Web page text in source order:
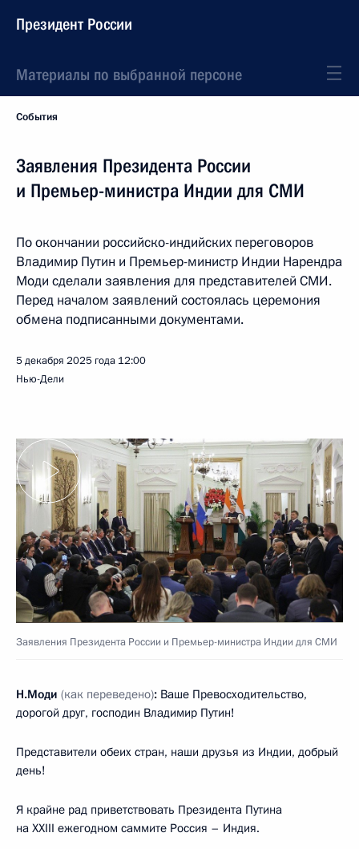
Президент России
Материалы по выбранной персоне
События
Заявления Президента России
и Премьер-министра Индии для СМИ
По окончании российско-индийских переговоров
Владимир Путин и Премьер-министр Индии Нарендра
Моди сделали заявления для представителей СМИ.
Перед началом заявлений состоялась церемония
обмена подписанными документами.
5 декабря 2025 года 12:00
Нью-Дели
Заявления Президента России и Премьер-министра Индии для СМИ
Н.Моди (как переведено): Ваше Превосходительство,
дорогой друг, господин Владимир Путин!
Представители обеих стран, наши друзья из Индии, добрый
день!
Я крайне рад приветствовать Президента Путина
на XXIII ежегодном саммите Россия – Индия.